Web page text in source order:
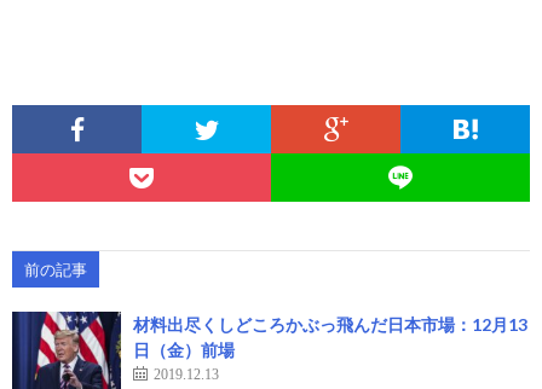
前の記事
材料出尽くしどころかぶっ飛んだ日本市場：12月13
日（金）前場
2019.12.13